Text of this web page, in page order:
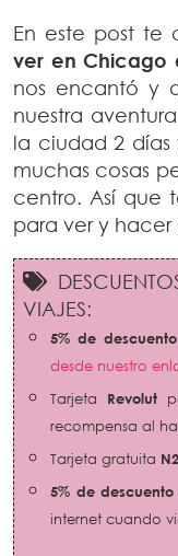
En este post te
ver en Chicago
nos encantó y
nuestra
la ciudad 2
muchas cosas
centro. Así que
para ver y
VIAJES:
5% de
desde nuestro
Tarjeta Revolut
recompensa al
Tarjeta gratuita
5% de
internet cuando